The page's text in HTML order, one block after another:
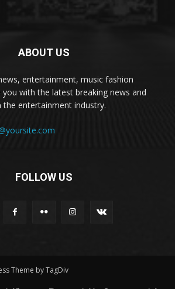
ABOUT US
entertainment, music fashion
with the latest breaking news and
entertainment industry.
FOLLOW US
Theme by TagDiv